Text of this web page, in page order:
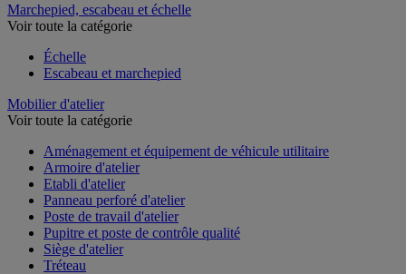
Marchepied, escabeau et échelle
Voir toute la catégorie
Échelle
Escabeau et marchepied
Mobilier d'atelier
Voir toute la catégorie
Aménagement et équipement de véhicule utilitaire
Armoire d'atelier
Etabli d'atelier
Panneau perforé d'atelier
Poste de travail d'atelier
Pupitre et poste de contrôle qualité
Siège d'atelier
Tréteau